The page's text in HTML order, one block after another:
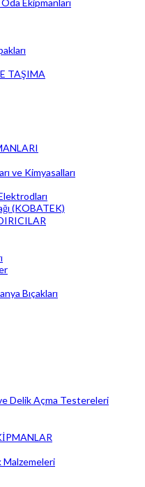
TAŞIMA
ve Kimyasalları
(KOBATEK)
Bıçakları
Delik Açma Testereleri
Malzemeleri